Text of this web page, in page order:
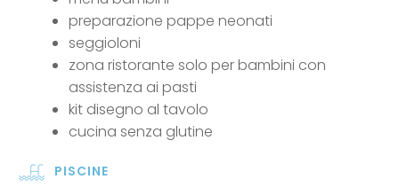
preparazione pappe neonati
seggioloni
zona ristorante solo per bambini con
assistenza ai pasti
kit disegno al tavolo
cucina senza glutine
PISCINE